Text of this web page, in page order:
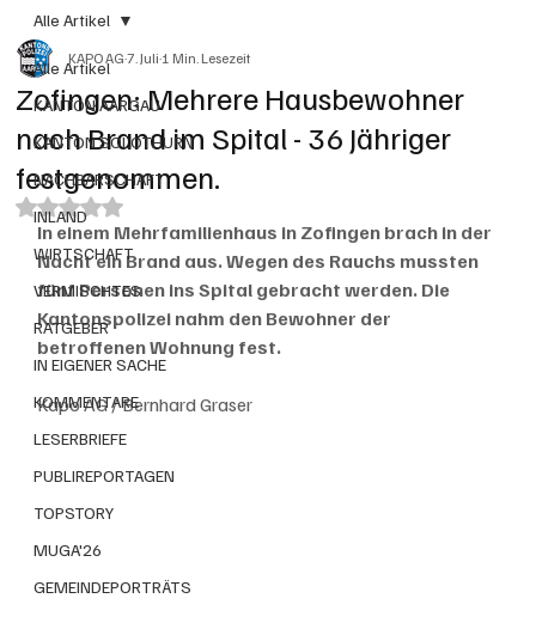
Alle Artikel
KANTON AARGAU
KANTON SOLOTHURN
NACHBARSCHAFT
INLAND
WIRTSCHAFT
VERMISCHTES
RATGEBER
IN EIGENER SACHE
KOMMENTARE
LESERBRIEFE
PUBLIREPORTAGEN
TOPSTORY
MUGA'26
GEMEINDEPORTRÄTS
Alle Artikel
Zofingen: Mehrere Hausbewohner
nach Brand im Spital - 36 Jähriger
festgenommen.
KAPO AG7. Juli1 Min. Lesezeit
Mit NaN von 5 Sternen bewertet.
In einem Mehrfamilienhaus in Zofingen brach in der
Nacht ein Brand aus. Wegen des Rauchs mussten
fünf Personen ins Spital gebracht werden. Die
Kantonspolizei nahm den Bewohner der
betroffenen Wohnung fest.
Kapo AG / Bernhard Graser